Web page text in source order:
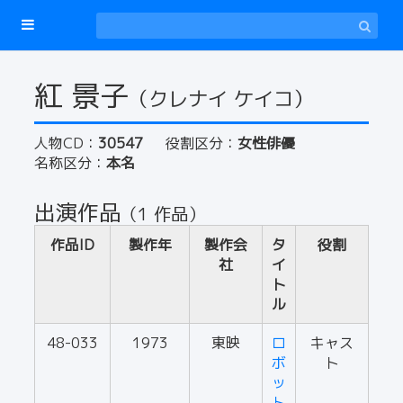
紅 景子 （クレナイ ケイコ）
人物CD： 30547 役割区分： 女性俳優
名称区分： 本名
出演作品 （1 作品）
作品ID 製作年
製作会
社
タ
イ
ト
ル
役割
48-033 1973 東映
ロ
ボ
ッ
キャス
ト